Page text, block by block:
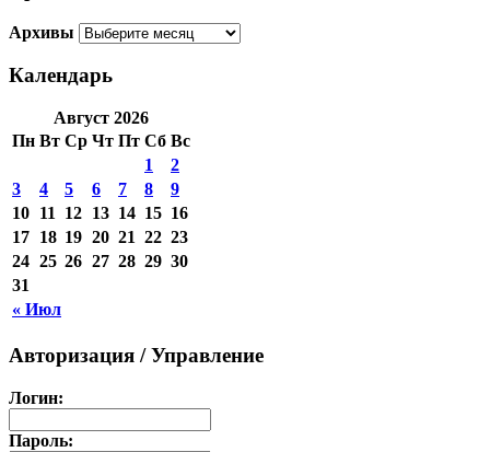
Архивы
Календарь
Август 2026
Пн Вт Ср Чт Пт Сб Вс
« Июл
1
2
3
4 5 6 7 8
9
10 11 12 13 14 15 16
17 18 19 20 21 22 23
24 25 26 27 28 29 30
31
Авторизация / Управление
Логин:
Пароль: